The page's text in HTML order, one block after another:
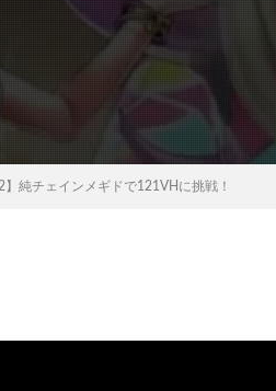
】純チェインメギドで121VHに挑戦！